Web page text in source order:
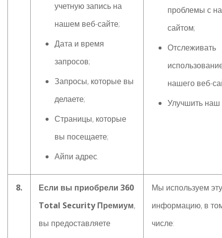
учетную запись на
нашем веб-сайте;
Дата и время
запросов;
Запросы, которые вы
делаете;
Страницы, которые
вы посещаете;
Айпи адрес.
проблемы с
сайтом;
Отслеживать
нашего веб-
Улучшить наш
8.
Если вы приобрели 360
Total Security Премиум,
вы предоставляете
Мы используем эту
информацию, в
числе: